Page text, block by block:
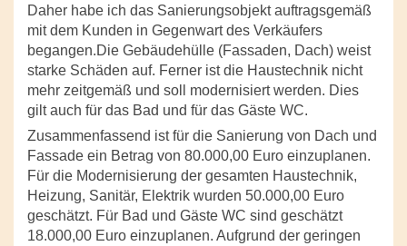
Daher habe ich das Sanierungsobjekt auftragsgemäß
mit dem Kunden in Gegenwart des Verkäufers
begangen.Die Gebäudehülle (Fassaden, Dach) weist
starke Schäden auf. Ferner ist die Haustechnik nicht
mehr zeitgemäß und soll modernisiert werden. Dies
gilt auch für das Bad und für das Gäste WC.
Zusammenfassend ist für die Sanierung von Dach und
Fassade ein Betrag von 80.000,00 Euro einzuplanen.
Für die Modernisierung der gesamten Haustechnik,
Heizung, Sanitär, Elektrik wurden 50.000,00 Euro
geschätzt. Für Bad und Gäste WC sind geschätzt
18.000,00 Euro einzuplanen. Aufgrund der geringen